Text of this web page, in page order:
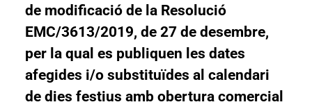
de modificació de la Resolució
EMC/3613/2019, de 27 de desembre,
per la qual es publiquen les dates
afegides i/o substituïdes al calendari
de dies festius amb obertura comercial